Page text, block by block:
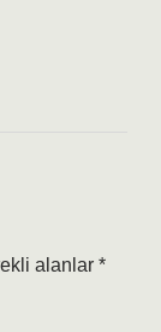
alanlar *